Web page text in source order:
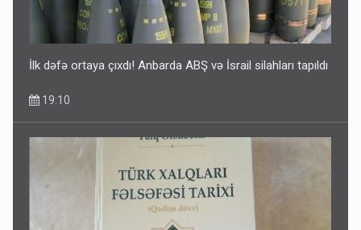
İlk dəfə ortaya çıxdı! Anbarda ABŞ və İsrail silahları tapıldı
19:10